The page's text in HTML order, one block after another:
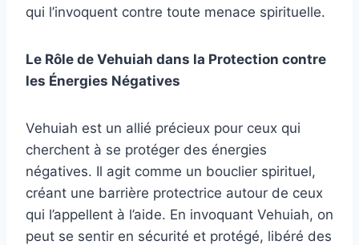
qui l’invoquent contre toute menace spirituelle.
Le Rôle de Vehuiah dans la Protection contre
les Énergies Négatives
Vehuiah est un allié précieux pour ceux qui
cherchent à se protéger des énergies
négatives. Il agit comme un bouclier spirituel,
créant une barrière protectrice autour de ceux
qui l’appellent à l’aide. En invoquant Vehuiah, on
peut se sentir en sécurité et protégé, libéré des